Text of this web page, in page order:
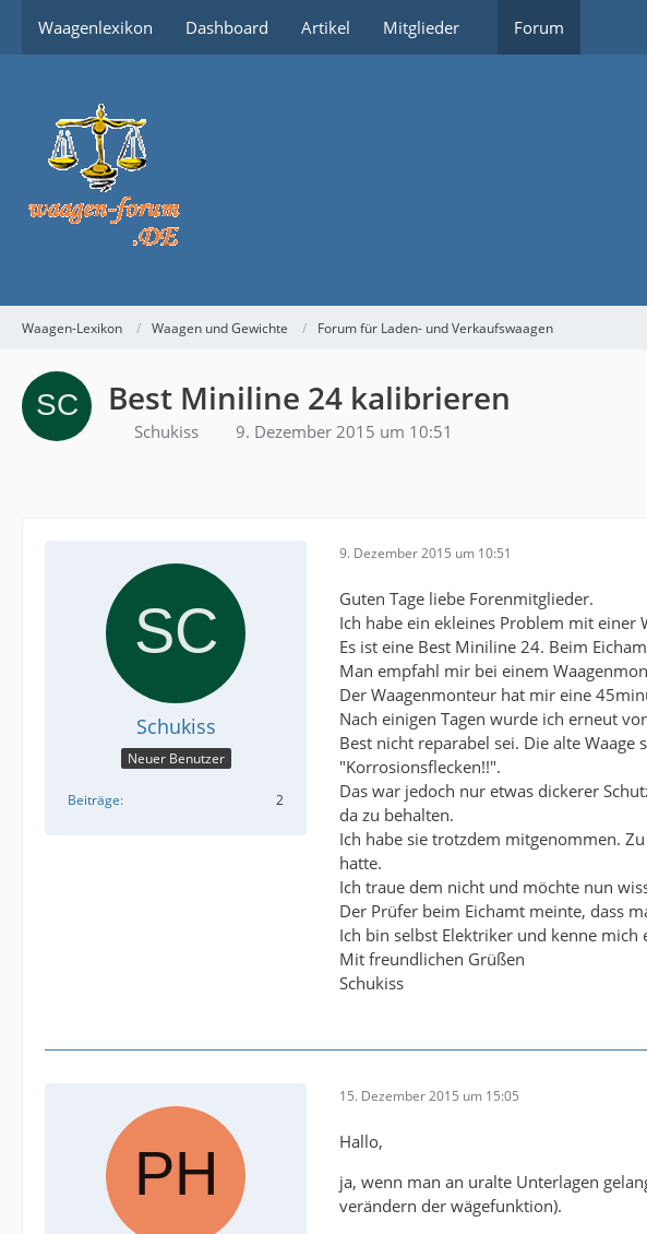
Waagenlexikon Dashboard Artikel Mitglieder Forum
Waagen-Lexikon Waagen und Gewichte Forum für Laden- und Verkaufswaagen
Best Miniline 24 kalibrieren
Schukiss 9. Dezember 2015 um 10:51
Schukiss
Neuer Benutzer
Beiträge 2
9. Dezember 2015 um 10:51
Guten Tage liebe Forenmitglieder.
Ich habe ein ekleines Problem mit einer
Es ist eine Best Miniline 24. Beim
Man empfahl mir bei einem
Der Waagenmonteur hat mir eine
Nach einigen Tagen wurde ich erneut
Best nicht reparabel sei. Die alte
"Korrosionsflecken!!".
Das war jedoch nur etwas dickerer
da zu behalten.
Ich habe sie trotzdem mitgenommen.
hatte.
Ich traue dem nicht und möchte nun
Der Prüfer beim Eichamt meinte, dass
Ich bin selbst Elektriker und kenne
Mit freundlichen Grüßen
Schukiss
15. Dezember 2015 um 15:05
Hallo,
ja, wenn man an uralte Unterlagen
verändern der wägefunktion).